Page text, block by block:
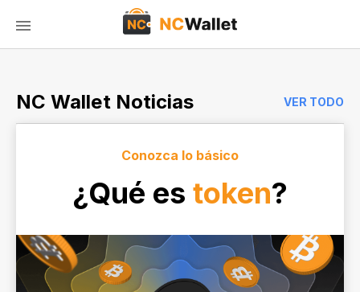
NC Wallet Noticias VER TODO
Conozca lo básico
¿Qué es token?